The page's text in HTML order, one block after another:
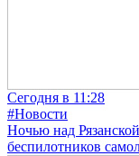
Сегодня в 11:28
#Новости
Ночью над
беспилотников